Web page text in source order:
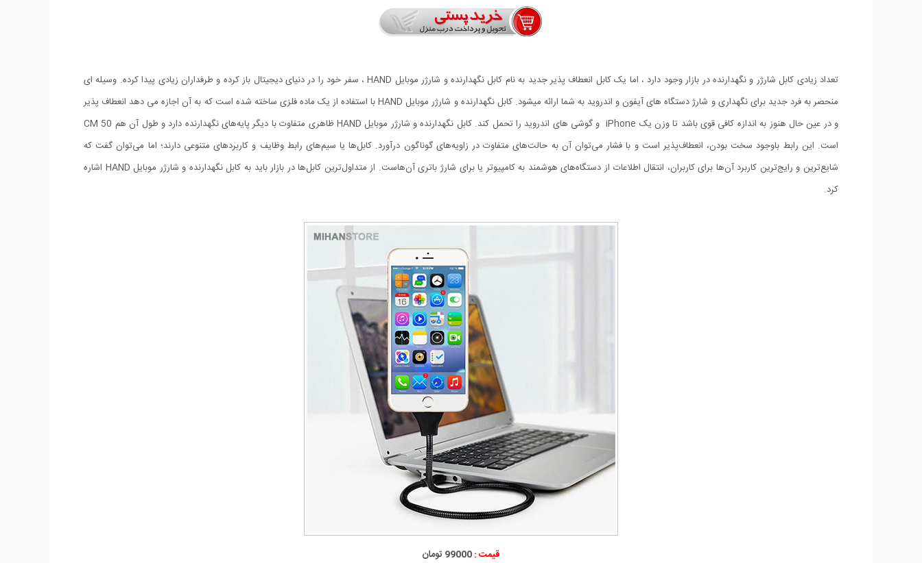
تعداد زیادی کابل شارژر و نگهدارنده در بازار وجود دارد ، اما یک کابل انعطاف پذیر جدید به نام کابل نگهدارنده و شارژر موبایل HAND ، سفر خود را در دنیای دیجیتال باز کرده و طرفداران زیادی پیدا کرده. وسیله ای
منحصر به فرد جدید برای نگهداری و شارژ دستگاه های آیفون و اندروید به شما ارائه میشود. کابل نگهدارنده و شارژر موبایل HAND با استفاده از یک ماده فلزی ساخته شده است که به آن اجازه می دهد انعطاف پذیر
و در عین حال هنوز به اندازه کافی قوی باشد تا وزن یک iPhone و گوشی های اندروید را تحمل کند. کابل نگهدارنده و شارژر موبایل HAND ظاهری متفاوت با دیگر پایه‌های نگهدارنده دارد و طول آن هم 50 CM
است. این رابط باوجود سخت بودن، انعطاف‌پذیر است و با فشار می‌توان آن به حالت‌های متفاوت در زاویه‌های گوناگون درآورد. کابل‌ها یا سیم‌های رابط وظایف و کاربردهای متنوعی دارند؛ اما می‌توان گفت که
شایع‌ترین و رایج‌ترین کاربرد آن‌ها برای کاربران، انتقال اطلاعات از دستگاه‌های هوشمند به کامپیوتر یا برای شارژ باتری آن‌هاست. از متداول‌ترین کابل‌ها در بازار باید به کابل نگهدارنده و شارژر موبایل HAND اشاره
کرد.
قیمت :99000 تومان